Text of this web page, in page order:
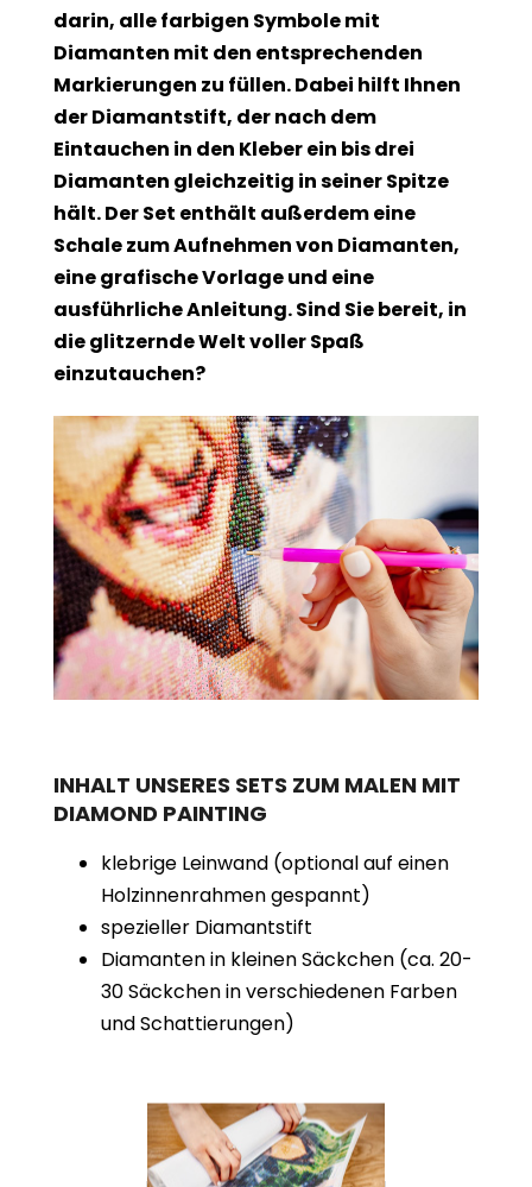
darin, alle farbigen Symbole mit
Diamanten mit den entsprechenden
Markierungen zu füllen. Dabei hilft Ihnen
der Diamantstift, der nach dem
Eintauchen in den Kleber ein bis drei
Diamanten gleichzeitig in seiner Spitze
hält. Der Set enthält außerdem eine
Schale zum Aufnehmen von Diamanten,
eine grafische Vorlage und eine
ausführliche Anleitung. Sind Sie bereit, in
die glitzernde Welt voller Spaß
einzutauchen?
INHALT UNSERES SETS ZUM MALEN MIT
DIAMOND PAINTING
klebrige Leinwand (optional auf einen
Holzinnenrahmen gespannt)
spezieller Diamantstift
Diamanten in kleinen Säckchen (ca. 20-
30 Säckchen in verschiedenen Farben
und Schattierungen)